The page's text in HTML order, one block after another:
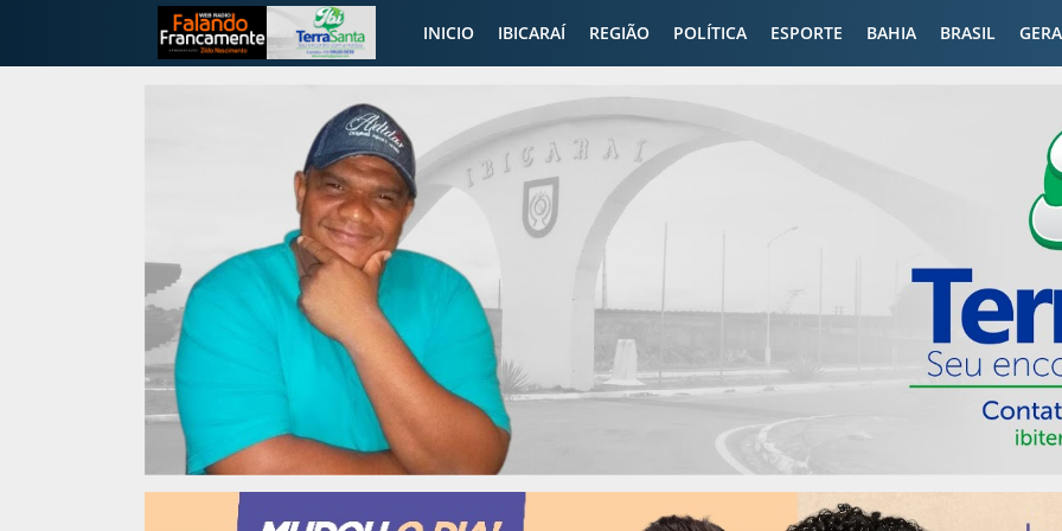
INICIO IBICARAÍ REGIÃO POLÍTICA ESPORTE BAHIA BRASIL